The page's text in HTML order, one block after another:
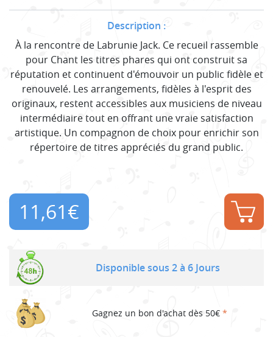
Description :
À la rencontre de Labrunie Jack. Ce recueil rassemble
pour Chant les titres phares qui ont construit sa
réputation et continuent d'émouvoir un public fidèle et
renouvelé. Les arrangements, fidèles à l'esprit des
originaux, restent accessibles aux musiciens de niveau
intermédiaire tout en offrant une vraie satisfaction
artistique. Un compagnon de choix pour enrichir son
répertoire de titres appréciés du grand public.
11,61€
Disponible sous 2 à 6 Jours
Gagnez un bon d'achat dès 50€ *